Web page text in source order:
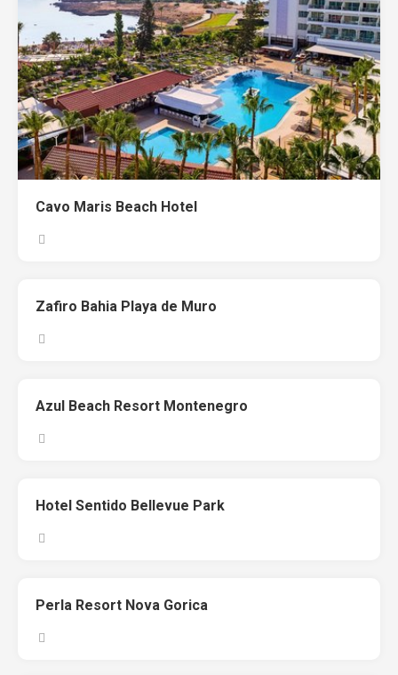
Cavo Maris Beach Hotel
Zafiro Bahia Playa de Muro
Azul Beach Resort Montenegro
Hotel Sentido Bellevue Park
Perla Resort Nova Gorica